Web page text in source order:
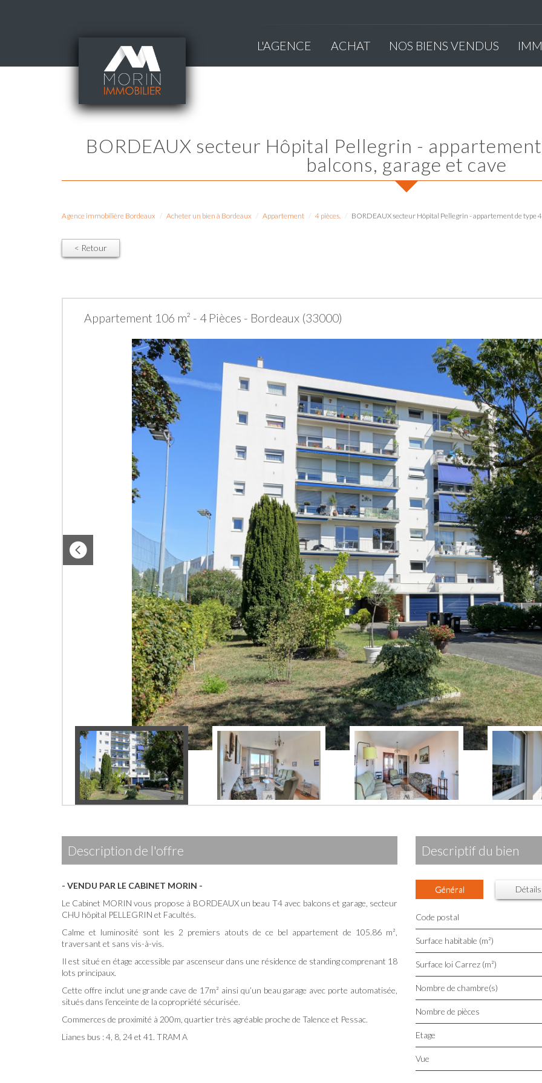
L'AGENCE ACHAT NOS BIENS VENDUS
BORDEAUX secteur Hôpital Pellegrin - appartement de type 4 pièces avec
balcons, garage et cave
Agence immobilière Bordeaux Acheter un bien à Bordeaux Appartement 4 pièces. BORDEAUX secteur Hôpital Pellegrin - appartement de type 4
< Retour
Appartement 106 m² - 4 Pièces - Bordeaux (33000)
description de l'offre
- VENDU PAR LE CABINET MORIN -
Le Cabinet MORIN vous propose à BORDEAUX un beau T4 avec balcons et garage, secteur
CHU hôpital PELLEGRIN et Facultés.
Calme et luminosité sont les 2 premiers atouts de ce bel appartement de 105.86 m²,
traversant et sans vis-à-vis.
Il est situé en étage accessible par ascenseur dans une résidence de standing comprenant 18
lots principaux.
Cette offre inclut une grande cave de 17m² ainsi qu’un beau garage avec porte automatisée,
situés dans l’enceinte de la copropriété sécurisée.
Commerces de proximité à 200m, quartier très agréable proche de Talence et Pessac.
Lianes bus : 4, 8, 24 et 41. TRAM A
descriptif du bien
Général
Code postal
Surface habitable (m²)
Surface loi Carrez (m²)
Nombre de chambre(s)
Nombre de pièces
Etage
Vue